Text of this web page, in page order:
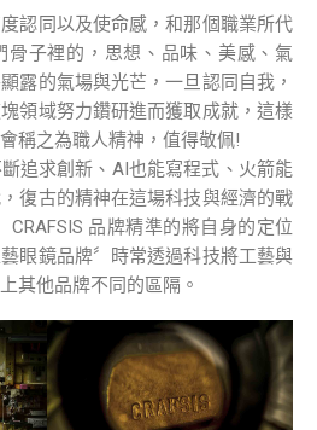
認同以及使命感，和那個職業所代
骨子裡的，思想、品味、美感、氣
露的氣場與光芒，一旦認同自我，
領域努力鑽研進而獲取成就，這樣
稱之為職人精神，值得敬佩!
追求創新、AI也能寫程式、火箭能
復古的精神在這場科技與經濟的戰
品牌精準的將自身的定位
眼鏡品牌〞時常透過科技將工藝與
其他品牌不同的區隔。